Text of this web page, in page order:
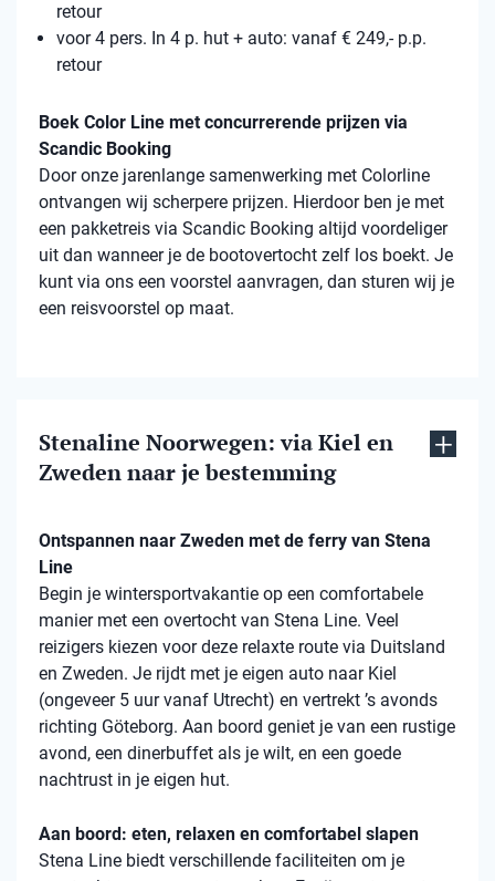
retour
voor 4 pers. In 4 p. hut + auto: vanaf € 249,- p.p.
retour
Boek Color Line met concurrerende prijzen via
Scandic Booking
Door onze jarenlange samenwerking met Colorline
ontvangen wij scherpere prijzen. Hierdoor ben je met
een pakketreis via Scandic Booking altijd voordeliger
uit dan wanneer je de bootovertocht zelf los boekt. Je
kunt via ons een voorstel aanvragen, dan sturen wij je
een reisvoorstel op maat.
Stenaline Noorwegen: via Kiel en
Zweden naar je bestemming
Ontspannen naar Zweden met de ferry van Stena
Line
Begin je wintersportvakantie op een comfortabele
manier met een overtocht van Stena Line. Veel
reizigers kiezen voor deze relaxte route via Duitsland
en Zweden. Je rijdt met je eigen auto naar Kiel
(ongeveer 5 uur vanaf Utrecht) en vertrekt ’s avonds
richting Göteborg. Aan boord geniet je van een rustige
avond, een dinerbuffet als je wilt, en een goede
nachtrust in je eigen hut.
Aan boord: eten, relaxen en comfortabel slapen
Stena Line biedt verschillende faciliteiten om je